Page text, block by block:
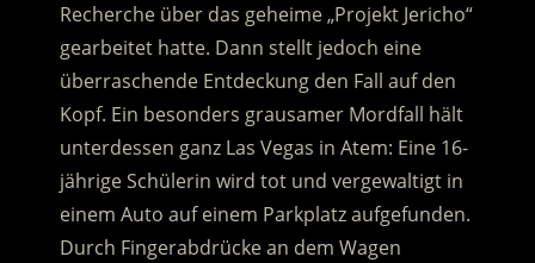
Recherche über das geheime „Projekt Jericho“
gearbeitet hatte. Dann stellt jedoch eine
überraschende Entdeckung den Fall auf den
Kopf. Ein besonders grausamer Mordfall hält
unterdessen ganz Las Vegas in Atem: Eine 16-
jährige Schülerin wird tot und vergewaltigt in
einem Auto auf einem Parkplatz aufgefunden.
Durch Fingerabdrücke an dem Wagen